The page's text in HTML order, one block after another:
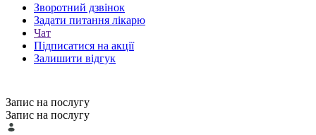
Зворотний дзвінок
Задати питання лікарю
Чат
Підписатися на акції
Залишити відгук
Запис на послугу
Запис на послугу